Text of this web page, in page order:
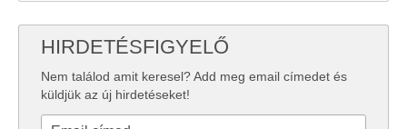
HIRDETÉSFIGYELŐ
Nem találod amit keresel? Add meg email címedet és
küldjük az új hirdetéseket!